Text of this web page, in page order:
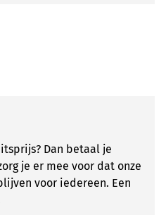
Dan betaal je
je er mee voor dat onze
voor iedereen. Een